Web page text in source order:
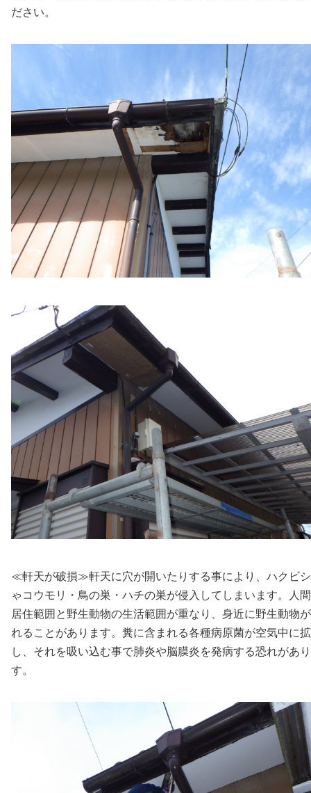
ださい。
≪軒天が破損≫軒天に穴が開いたりする事により、ハクビ
ゃコウモリ・鳥の巣・ハチの巣が侵入してしまいます。人
居住範囲と野生動物の生活範囲が重なり、身近に野生動物
れることがあります。糞に含まれる各種病原菌が空気中に
し、それを吸い込む事で肺炎や脳膜炎を発病する恐れがあ
す。